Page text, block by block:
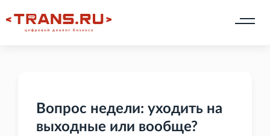
Вопрос недели: уходить на
выходные или вообще?